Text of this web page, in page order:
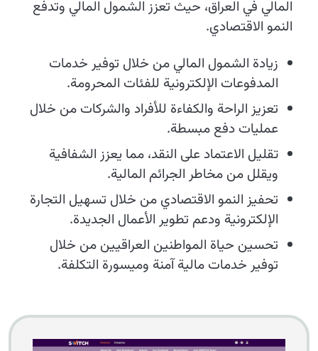
المالي في العراق، حيث تعزز الشمول المالي وتدفع
النمو الاقتصادي.
زيادة الشمول المالي من خلال توفير خدمات
المدفوعات الإلكترونية للفئات المحرومة.
تعزيز الراحة والكفاءة للأفراد والشركات من خلال
عمليات دفع مبسطة.
تقليل الاعتماد على النقد، مما يعزز الشفافية
ويقلل من مخاطر الجرائم المالية.
تحفيز النمو الاقتصادي من خلال تسهيل التجارة
الإلكترونية ودعم تطوير الأعمال الجديدة.
تحسين حياة المواطنين العراقيين من خلال
توفير خدمات مالية آمنة وميسورة التكلفة.